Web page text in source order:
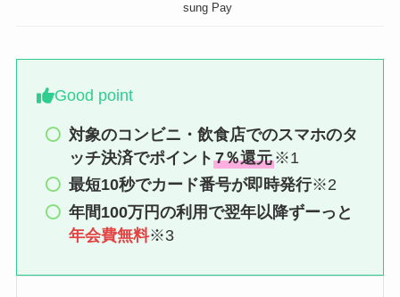
sung Pay
Good point
対象のコンビニ・飲食店でのスマホのタ
ッチ決済でポイント7％還元※1
最短10秒でカード番号が即時発行※2
年間100万円の利用で翌年以降ずーっと
年会費無料※3